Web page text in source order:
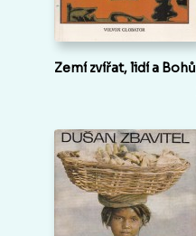
Zemí zvířat, lidí a Bohů